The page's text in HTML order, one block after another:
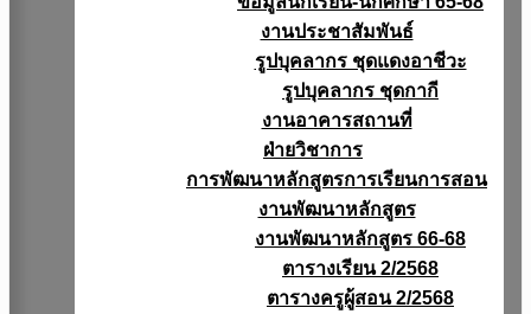
งานประชาสัมพันธ์
รูปบุคลากร ชุดแดงอาชีวะ
รูปบุคลากร ชุดกากี
งานอาคารสถานที่
ฝ่ายวิชาการ
การพัฒนาหลักสูตรการเรียนการสอน
งานพัฒนาหลักสูตร
งานพัฒนาหลักสูตร 66-68
ตารางเรียน 2/2568
ตารางครูผู้สอน 2/2568